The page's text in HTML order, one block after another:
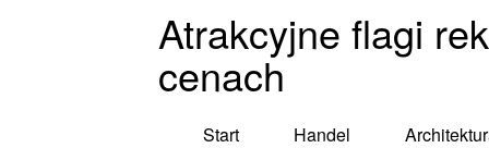
Atrakcyjne flagi
cenach
Start Handel